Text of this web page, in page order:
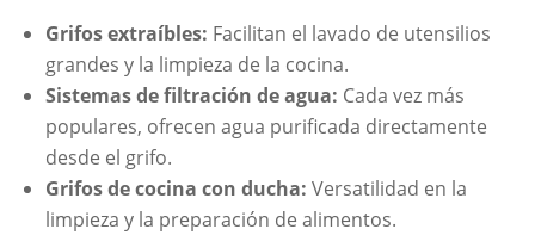
Grifos extraíbles: Facilitan el lavado de utensilios
grandes y la limpieza de la cocina.
Sistemas de filtración de agua: Cada vez más
populares, ofrecen agua purificada directamente
desde el grifo.
Grifos de cocina con ducha: Versatilidad en la
limpieza y la preparación de alimentos.